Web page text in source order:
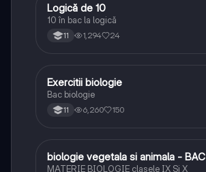
Logică
Logică de 10
10 în bac la logică
11 1,294 24
Biologie
Exercitii biologie
Bac biologie
11 6,260 150
Biologie
biologie vegetala si animala - BAC
MATERIE BIOLOGIE clasele IX Şi X